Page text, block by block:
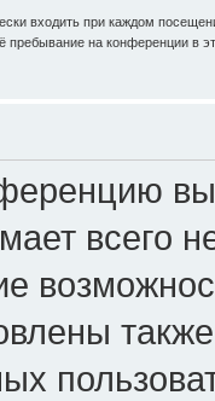
входить при каждом
пребывание на конференции в
всего